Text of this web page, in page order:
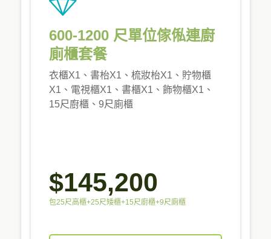
600-1200 尺單位傢俬連廚
廁櫃套餐
衣櫃X1、書枱X1、梳妝枱X1、貯物櫃
X1、電視櫃X1、書櫃X1、飾物櫃X1、
15尺廚櫃、9尺廁櫃
$145,200
包25尺高櫃+25尺矮櫃+15尺廚櫃+9尺廁櫃